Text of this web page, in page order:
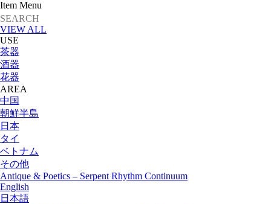
Item Menu
VIEW ALL
USE
茶器
酒器
花器
AREA
中国
朝鮮半島
日本
タイ
ベトナム
その他
Antique & Poetics – Serpent Rhythm Continuum
English
日本語